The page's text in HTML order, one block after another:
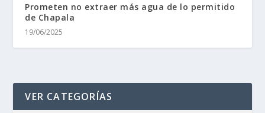
Prometen no extraer más agua de lo permitido
de Chapala
19/06/2025
VER CATEGORÍAS